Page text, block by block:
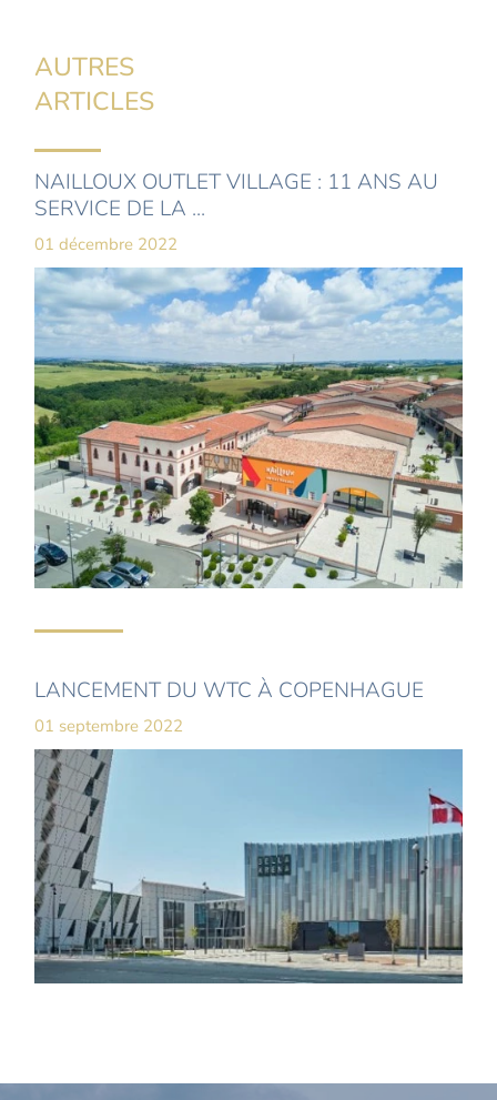
AUTRES
ARTICLES
NAILLOUX OUTLET VILLAGE : 11 ANS AU
SERVICE DE LA ...
01 décembre 2022
LANCEMENT DU WTC À COPENHAGUE
01 septembre 2022